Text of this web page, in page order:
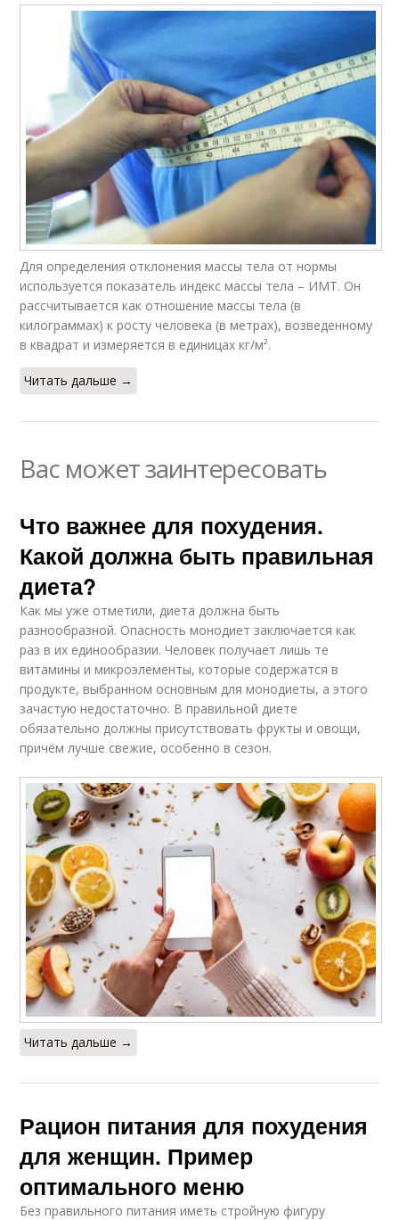
Для определения отклонения массы тела от нормы
используется показатель индекс массы тела – ИМТ. Он
рассчитывается как отношение массы тела (в
килограммах) к росту человека (в метрах), возведенному
в квадрат и измеряется в единицах кг/м².
Читать дальше →
Вас может заинтересовать
Что важнее для похудения.
Какой должна быть правильная
диета?
Как мы уже отметили, диета должна быть
разнообразной. Опасность монодиет заключается как
раз в их единообразии. Человек получает лишь те
витамины и микроэлементы, которые содержатся в
продукте, выбранном основным для монодиеты, а этого
зачастую недостаточно. В правильной диете
обязательно должны присутствовать фрукты и овощи,
причём лучше свежие, особенно в сезон.
Читать дальше →
Рацион питания для похудения
для женщин. Пример
оптимального меню
Без правильного питания иметь стройную фигуру